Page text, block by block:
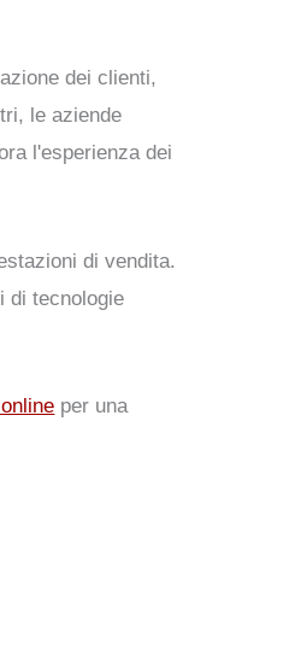
dei clienti,
le aziende
l'esperienza dei
di vendita.
di tecnologie
per una